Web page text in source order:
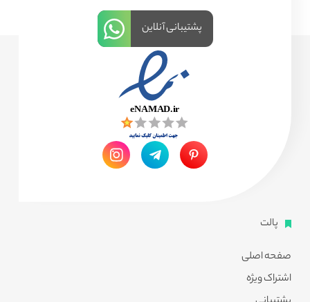
پالت
صفحه اصلی
اشتراک ویژه
پشتیبانی آنلاین